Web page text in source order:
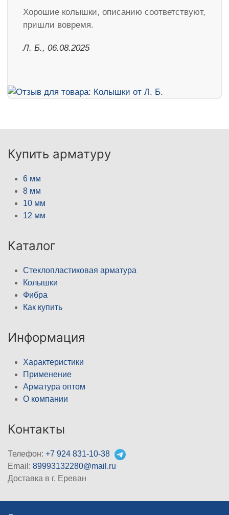
Хорошие колышки, описанию соответствуют,
пришли вовремя.
Л. Б., 06.08.2025
Купить арматуру
6 мм
8 мм
10 мм
12 мм
Каталог
Стеклопластиковая арматура
Колышки
Фибра
Как купить
Информация
Характеристики
Применение
Арматура оптом
О компании
Контакты
Телефон: +7 924 831-10-38
Email: 89993132280@mail.ru
Доставка в г. Ереван